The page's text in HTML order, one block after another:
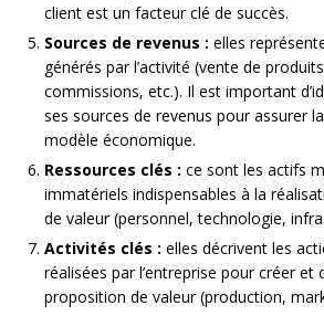
client est un facteur clé de succès.
Sources de revenus : elles
générés par l’activité (vente de
commissions, etc.). Il est important
ses sources de revenus pour assurer
modèle économique.
Ressources clés : ce sont les actifs
immatériels indispensables à la
de valeur (personnel, technologie,
Activités clés : elles décrivent les
réalisées par l’entreprise pour créer et
proposition de valeur (production,